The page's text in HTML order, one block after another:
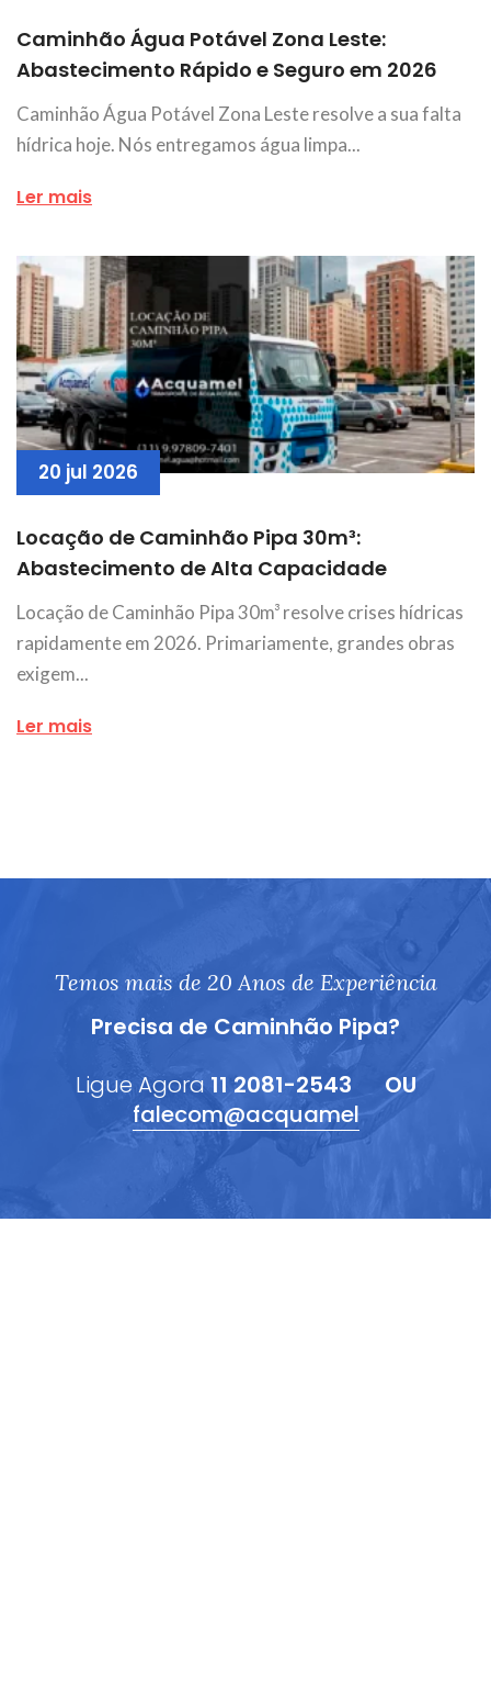
Caminhão Água Potável Zona Leste:
Abastecimento Rápido e Seguro em 2026
Caminhão Água Potável Zona Leste resolve a sua falta
hídrica hoje. Nós entregamos água limpa...
Ler mais
20 jul 2026
Locação de Caminhão Pipa 30m³:
Abastecimento de Alta Capacidade
Locação de Caminhão Pipa 30m³ resolve crises hídricas
rapidamente em 2026. Primariamente, grandes obras
exigem...
Ler mais
Temos mais de 20 Anos de Experiência
Precisa de Caminhão Pipa?
Ligue Agora 11 2081-2543
OU
falecom@acquamel